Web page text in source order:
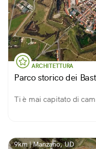
ARCHITETTURA
Parco storico dei
Ti è mai capitato di
9km | Manzano, UD